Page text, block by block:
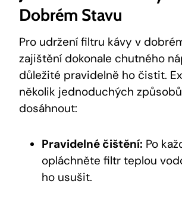
Dobrém Stavu
Pro udržení filtru kávy v
zajištění dokonale chutného
důležité pravidelně ho čistit.
několik jednoduchých
dosáhnout:
Pravidelné čištění: Po
opláchněte filtr teplou
ho usušit.